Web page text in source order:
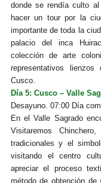
donde se rendía culto
hacer un tour por la
importante de toda la
palacio del inca
colección de arte
representativos
Cusco.
Día 5: Cusco – Valle
Desayuno. 07:00 Día
En el Valle Sagrado
Visitaremos
tradicionales y el
visitando el centro
apreciar el proceso
método de obtención